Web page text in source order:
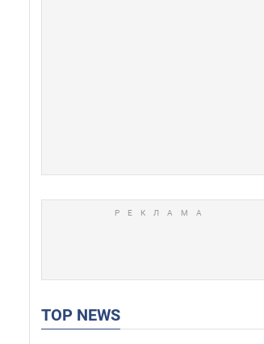
TOP NEWS